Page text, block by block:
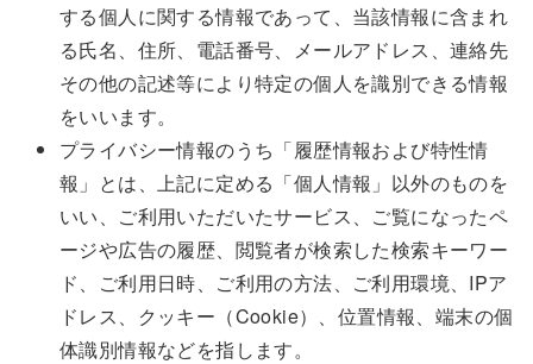
する個人に関する情報であって、当該情報に含まれ
る氏名、住所、電話番号、メールアドレス、連絡先
その他の記述等により特定の個人を識別できる情報
をいいます。
プライバシー情報のうち「履歴情報および特性情
報」とは、上記に定める「個人情報」以外のものを
いい、ご利用いただいたサービス、ご覧になったペ
ージや広告の履歴、閲覧者が検索した検索キーワー
ド、ご利用日時、ご利用の方法、ご利用環境、IPア
ドレス、クッキー（Cookie）、位置情報、端末の個
体識別情報などを指します。